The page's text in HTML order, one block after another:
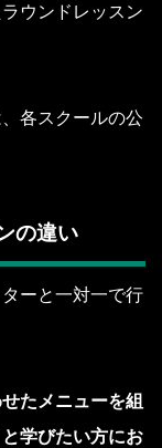
ウンドレッスン
各スクールの公
の違い
ーと一対一で行
たメニューを組
学びたい方にお